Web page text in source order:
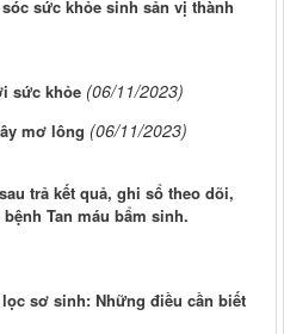
sức khỏe sinh sản vị thành
sức khỏe (06/11/2023)
mơ lông (06/11/2023)
trả kết quả, ghi sổ theo dõi,
Tan máu bẩm sinh.
sơ sinh: Những điều cần biết